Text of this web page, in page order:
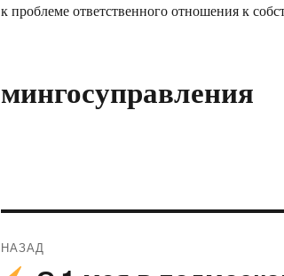
к проблеме ответственного отношения к
мингосуправления
по
НАЗАД